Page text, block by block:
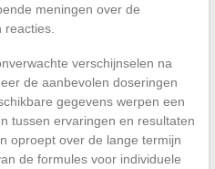
meningen over de
verschijnselen na
de aanbevolen doseringen
gegevens werpen een
tussen ervaringen en resultaten
oproept over de lange termijn
de formules voor individuele